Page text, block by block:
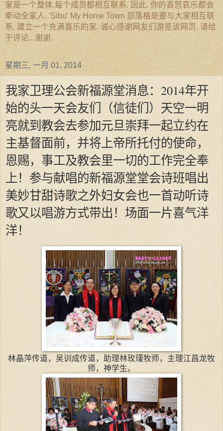
家是一个整体,每个成员都相互联系. 因此, 你的喜怒哀乐都会
牵动全家人. 'Sibu' My Home Town 部落格是要与大家相互联
系, 建立一个充满喜乐的家. 诚心感谢网友们游览该网页. 请给
于评论...谢谢.
星期三, 一月 01, 2014
我家卫理公会新福源堂消息：2014年开
始的头一天会友们（信徒们）天空一明
亮就到教会去参加元旦崇拜一起立约在
主基督面前，并将上帝所托付的使命，
恩赐，事工及教会里一切的工作完全奉
上！参与献唱的新福源堂堂会诗班唱出
美妙甘甜诗歌之外妇女会也一首动听诗
歌又以唱游方式带出！场面一片喜气洋
洋！
林晶萍传道，吴训成传道，助理林玫瑾牧师，主理江昌龙牧
师，神学生。